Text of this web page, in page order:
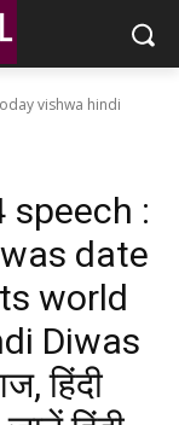
vishwa hindi
speech :
date
world
Diwas
हिंदी